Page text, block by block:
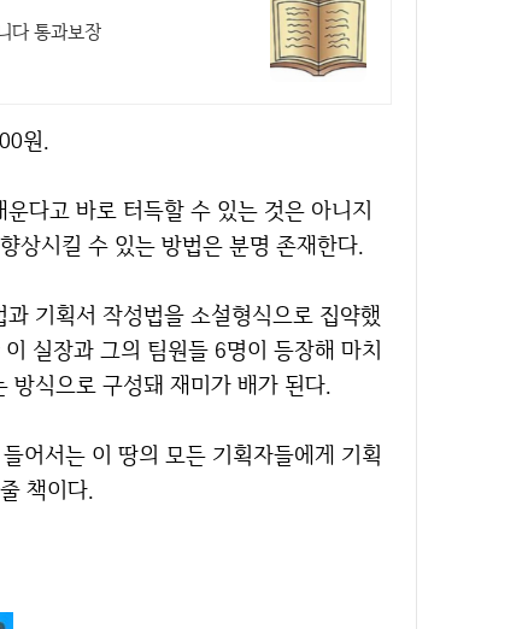
다 통과보장
원.
다고 바로 터득할 수 있는 것은 아니지
상시킬 수 있는 방법은 분명 존재한다.
기획서 작성법을 소설형식으로 집약했
실장과 그의 팀원들 6명이 등장해 마치
방식으로 구성돼 재미가 배가 된다.
어서는 이 땅의 모든 기획자들에게 기획
책이다.